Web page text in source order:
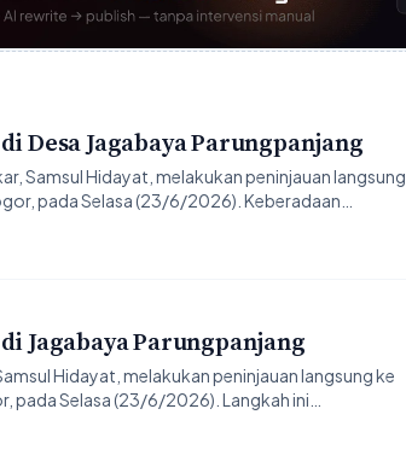
Desa Jagabaya Parungpanjang
Samsul Hidayat, melakukan peninjauan langsung
pada Selasa (23/6/2026). Keberadaan…
Jagabaya Parungpanjang
Hidayat, melakukan peninjauan langsung ke
pada Selasa (23/6/2026). Langkah ini…